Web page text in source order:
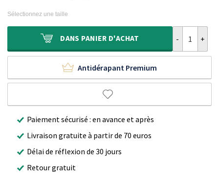
360,00 €.
269,90 €.
Sélectionnez une taille
DANS PANIER D'ACHAT
Antidérapant Premium
Paiement sécurisé : en avance et après
Livraison gratuite à partir de 70 euros
Délai de réflexion de 30 jours
Retour gratuit